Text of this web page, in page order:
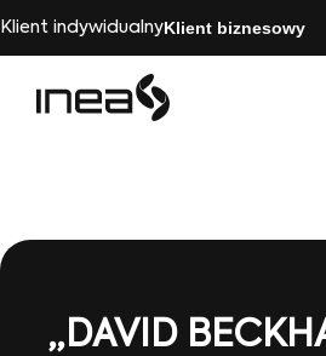
Klient indywidualnyKlient biznesowy
„DAVID